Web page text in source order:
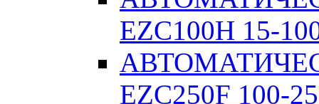
EZC100H 15-
EZC250F 100-